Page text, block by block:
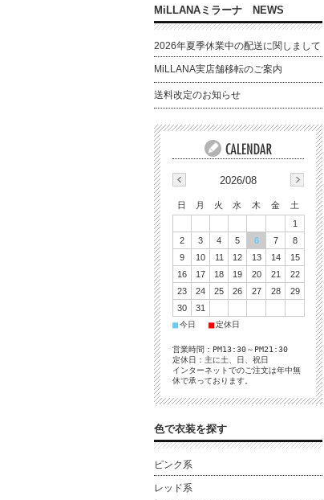
MiLLANAミラーナ NEWS
2026年夏季休業中の配送に関しまして
MiLLANA実店舗移転のご案内
送料改定のお知らせ
2026/08
日 月 火 水 木 金
土
1
2
3 4 5 6 7
8
9
10 11 12 13 14
15
16
17 18 19 20 21
22
23
24 25 26 27 28
29
30
31
■今日 ■定休日
営業時間：PM13:30～PM21:30
定休日：主に土、日、祝日
インターネットでのご注文は年中無
休で承っております。
色で衣装を探す
ピンク系
レッド系